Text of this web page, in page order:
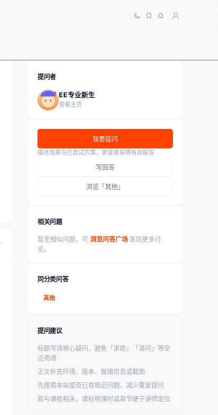
提问者
EE专业新生
查看主页
我要提问
描述场景与已尝试方案，更容易获得有效解答
写回答
浏览「其他」
相关问题
暂无相似问题，可 浏览问答广场 发现更多讨
论。
同分类问答
其他
提问建议
标题写清核心疑问，避免「求助」「请问」等空
泛用语
正文补充环境、版本、报错信息或截图
先搜索本站是否已有相近问题，减少重复提问
若与课程相关，请标明课时或章节便于讲师定位